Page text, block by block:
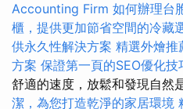
Accounting Firm 如何辦理台
櫃，提供更加節省空間的冷藏
供永久性解決方案 精選外燴推
方案 保證第一頁的SEO優化技
舒適的速度，放鬆和發現自然
潔，為您打造乾淨的家居環境